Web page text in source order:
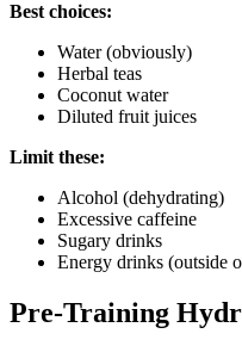
Best choices:
Water (obviously)
Herbal teas
Coconut water
Diluted fruit juices
Limit these:
Alcohol (dehydrating)
Excessive caffeine
Sugary drinks
Energy drinks (outside
Pre-Training